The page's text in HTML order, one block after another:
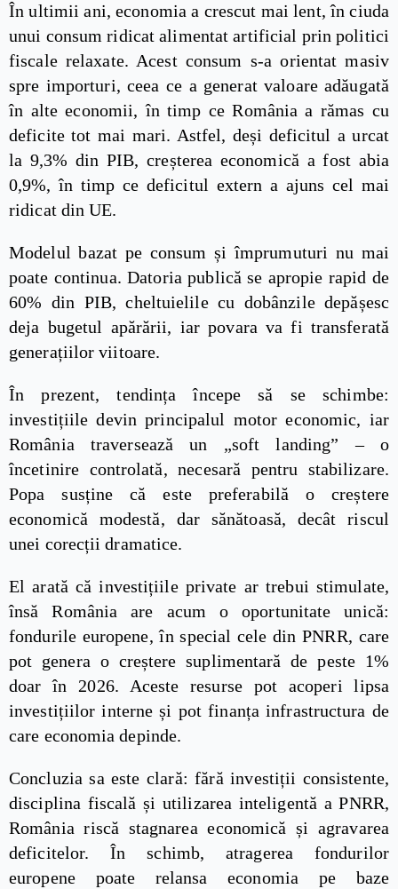
În ultimii ani, economia a crescut mai lent, în ciuda
unui consum ridicat alimentat artificial prin politici
fiscale relaxate. Acest consum s-a orientat masiv
spre importuri, ceea ce a generat valoare adăugată
în alte economii, în timp ce România a rămas cu
deficite tot mai mari. Astfel, deși deficitul a urcat
la 9,3% din PIB, creșterea economică a fost abia
0,9%, în timp ce deficitul extern a ajuns cel mai
ridicat din UE.
Modelul bazat pe consum și împrumuturi nu mai
poate continua. Datoria publică se apropie rapid de
60% din PIB, cheltuielile cu dobânzile depășesc
deja bugetul apărării, iar povara va fi transferată
generațiilor viitoare.
În prezent, tendința începe să se schimbe:
investițiile devin principalul motor economic, iar
România traversează un „soft landing” – o
încetinire controlată, necesară pentru stabilizare.
Popa susține că este preferabilă o creștere
economică modestă, dar sănătoasă, decât riscul
unei corecții dramatice.
El arată că investițiile private ar trebui stimulate,
însă România are acum o oportunitate unică:
fondurile europene, în special cele din PNRR, care
pot genera o creștere suplimentară de peste 1%
doar în 2026. Aceste resurse pot acoperi lipsa
investițiilor interne și pot finanța infrastructura de
care economia depinde.
Concluzia sa este clară: fără investiții consistente,
disciplina fiscală și utilizarea inteligentă a PNRR,
România riscă stagnarea economică și agravarea
deficitelor. În schimb, atragerea fondurilor
europene poate relansa economia pe baze